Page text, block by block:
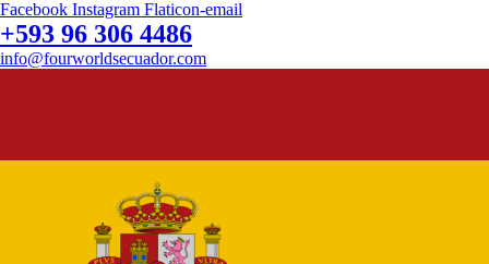
Facebook Instagram Flaticon-email
+593 96 306 4486
info@fourworldsecuador.com